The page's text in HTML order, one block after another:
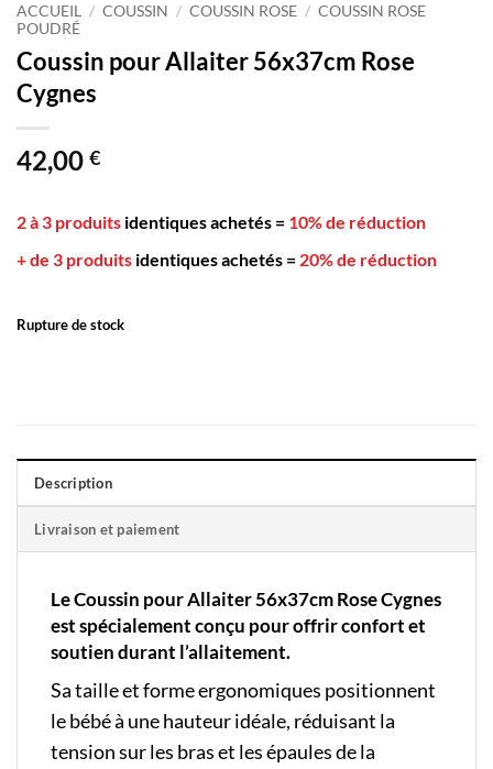
ACCUEIL / COUSSIN / COUSSIN ROSE / COUSSIN ROSE
POUDRÉ
Coussin pour Allaiter 56x37cm Rose
Cygnes
42,00 €
2 à 3 produits identiques achetés = 10% de réduction
+ de 3 produits identiques achetés = 20% de réduction
Rupture de stock
Description
Livraison et paiement
Le Coussin pour Allaiter 56x37cm Rose Cygnes
est spécialement conçu pour offrir confort et
soutien durant l’allaitement.
Sa taille et forme ergonomiques positionnent
le bébé à une hauteur idéale, réduisant la
tension sur les bras et les épaules de la